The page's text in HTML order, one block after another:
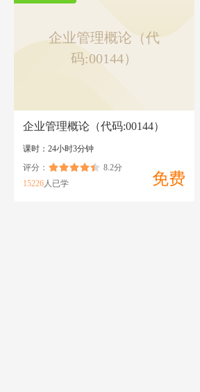
企业管理概论（代
码:00144）
企业管理概论（代码:00144）
课时：24小时3分钟
免费
评分：
8.2分
15226人已学